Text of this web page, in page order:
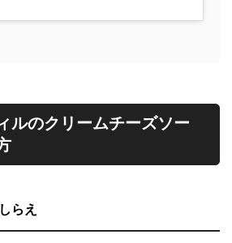
ルのクリームチーズソー
らえ